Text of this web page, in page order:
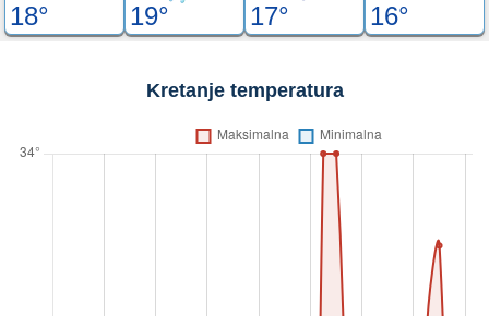
18° 19° 17° 16°
Kretanje temperatura